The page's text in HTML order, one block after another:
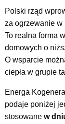
Polski rząd
za ogrzewanie w
To realna forma
domowych o
O wsparcie
ciepła w grupie
Energa
podaje poniżej
stosowane w